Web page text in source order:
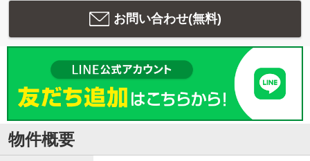
お問い合わせ(無料)
物件概要